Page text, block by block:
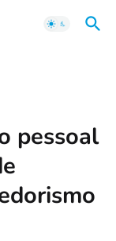
pessoal